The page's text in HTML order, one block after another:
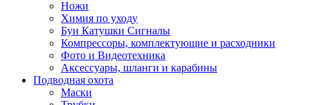
Ножи
Химия по уходу
Буи Катушки Сигналы
Компрессоры, комплектующие и расходники
Фото и Видеотехника
Аксессуары, шланги и карабины
Подводная охота
Маски